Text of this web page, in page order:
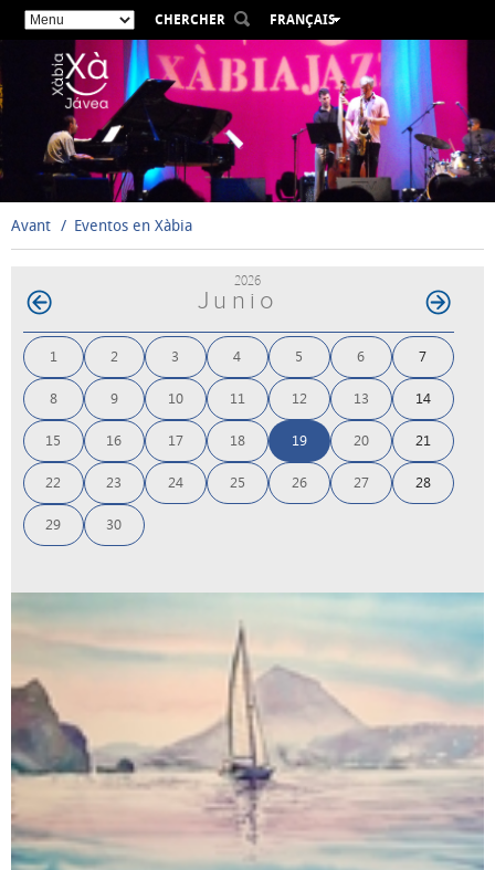
CHERCHER
FRANÇAIS
ESPAÑOL
VALENCIÀ
ENGLISH
DEUTSCH
РУССКИЙ
Avant Eventos en Xàbia
2026
Junio
1 2 3 4 5 6 7
8 9 10 11 12 13 14
15 16 17 18 19 20 21
22 23 24 25 26 27 28
29 30